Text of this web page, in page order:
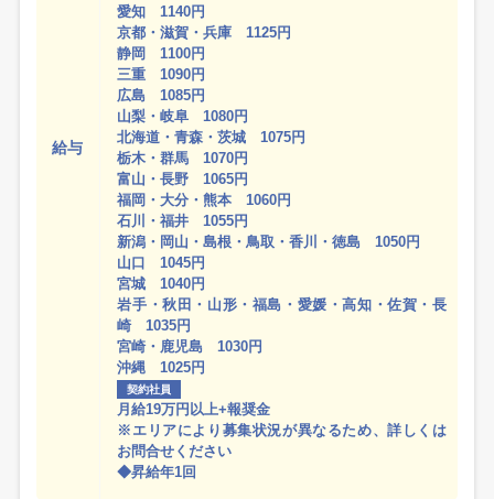
給与
愛知 1140円
京都・滋賀・兵庫 1125円
静岡 1100円
三重 1090円
広島 1085円
山梨・岐阜 1080円
北海道・青森・茨城 1075円
栃木・群馬 1070円
富山・長野 1065円
福岡・大分・熊本 1060円
石川・福井 1055円
新潟・岡山・島根・鳥取・香川・徳島 1050円
山口 1045円
宮城 1040円
岩手・秋田・山形・福島・愛媛・高知・佐賀・長
崎 1035円
宮崎・鹿児島 1030円
沖縄 1025円
契約社員
月給19万円以上+報奨金
※エリアにより募集状況が異なるため、詳しくは
お問合せください
◆昇給年1回